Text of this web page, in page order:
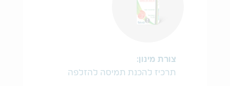
צורת מינון:
תרכיז להכנת תמיסה להזלפה